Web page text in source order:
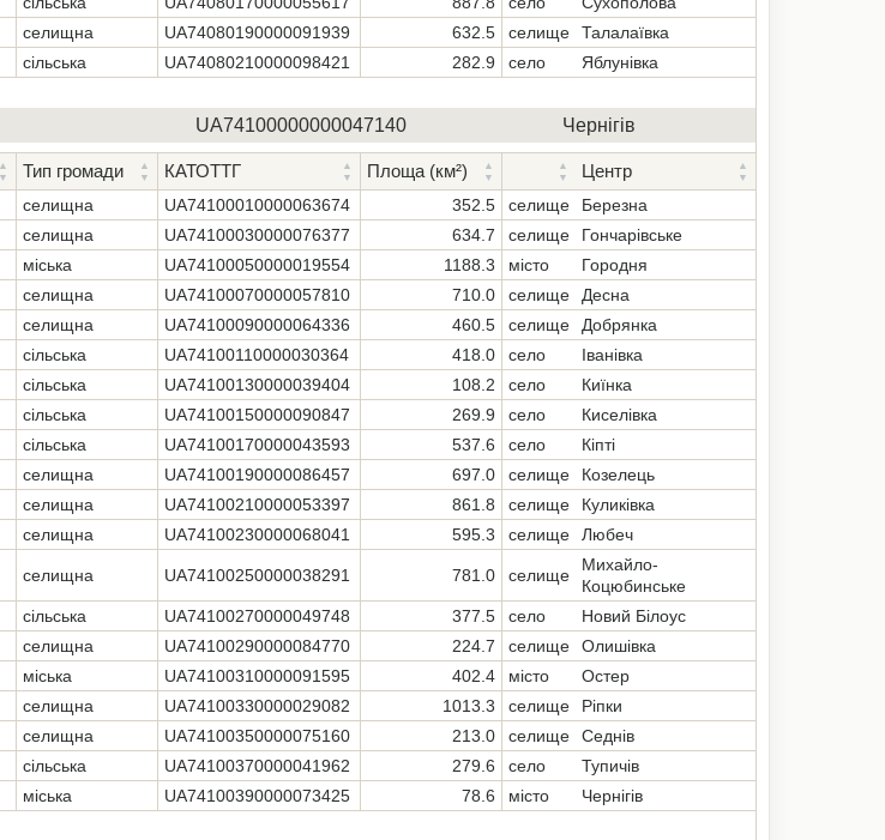
селищна UA74080190000091939 632.5 селище
Талалаївка
сільська UA74080210000098421 282.9 село Яблунівка
UA74100000000047140 Чернігів
Тип громади КАТОТТГ Площа (км²) Центр
селищна UA74100010000063674 352.5 селище
Березна
селищна UA74100030000076377 634.7 селище
Гончарівське
міська UA74100050000019554 1188.3 місто
Городня
селищна UA74100070000057810 710.0 селище
Десна
селищна UA74100090000064336 460.5 селище
Добрянка
сільська UA74100110000030364 418.0 село
Іванівка
сільська UA74100130000039404 108.2 село
Киїнка
сільська UA74100150000090847 269.9 село
Киселівка
сільська UA74100170000043593 537.6 село
Кіпті
селищна UA74100190000086457 697.0 селище
Козелець
селищна UA74100210000053397 861.8 селище
Куликівка
селищна UA74100230000068041 595.3 селище Любеч
селищна UA74100250000038291 781.0 селище
Михайло-
Коцюбинське
сільська UA74100270000049748 377.5 село
Новий Білоус
селищна UA74100290000084770 224.7 селище
Олишівка
міська UA74100310000091595 402.4 місто
Остер
селищна UA74100330000029082 1013.3 селище
Ріпки
селищна UA74100350000075160 213.0 селище
Седнів
сільська UA74100370000041962 279.6 село
Тупичів
міська UA74100390000073425 78.6 місто Чернігів